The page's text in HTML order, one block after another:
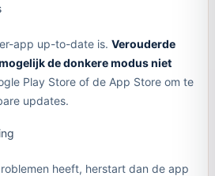
app up-to-date is. Verouderde
de donkere modus niet
Play Store of de App Store om te
updates.
heeft, herstart dan de app